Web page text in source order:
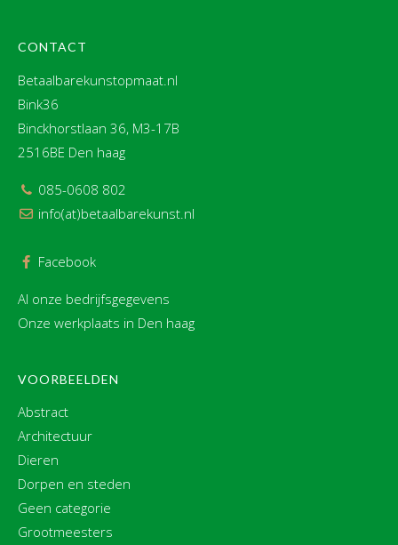
CONTACT
Betaalbarekunstopmaat.nl
Bink36
Binckhorstlaan 36, M3-17B
2516BE Den haag
085-0608 802
info(at)betaalbarekunst.nl
Facebook
Al onze bedrijfsgegevens
Onze werkplaats in Den haag
VOORBEELDEN
Abstract
Architectuur
Dieren
Dorpen en steden
Geen categorie
Grootmeesters